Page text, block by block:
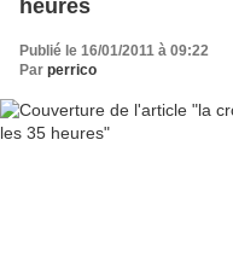
heures
Publié le 16/01/2011 à 09:22
Par perrico